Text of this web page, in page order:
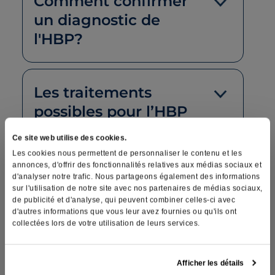
Ce site web utilise des cookies.
Les cookies nous permettent de personnaliser le contenu et les
annonces, d'offrir des fonctionnalités relatives aux médias sociaux et
d'analyser notre trafic. Nous partageons également des informations
sur l'utilisation de notre site avec nos partenaires de médias sociaux,
de publicité et d'analyse, qui peuvent combiner celles-ci avec
d'autres informations que vous leur avez fournies ou qu'ils ont
collectées lors de votre utilisation de leurs services.
Afficher les détails
un diagnostic de
l'HBP?
Les traitements
possibles pour l’HBP
Traitements possibles aux
Cliniques Marois
REZUM traitement de l’hypertrophie de la
prostate